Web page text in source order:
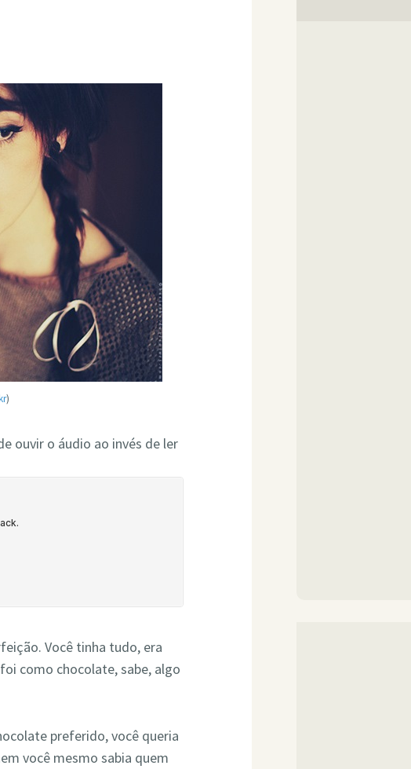
)
ouvir o áudio ao invés de ler
Você tinha tudo, era
como chocolate, sabe, algo
preferido, você queria
você mesmo sabia quem